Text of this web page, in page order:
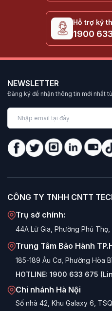
Hỗ trợ kỹ
1900
NEWSLETTER
Đăng ký để nhận thông tin mới nhất
CÔNG TY TNHH CNTT
Trụ sở chính:
44A Lữ Gia, Phường Phú Thọ,
Trung Tâm Bảo Hành
185-189 Âu Cơ, Phường Hòa
HOTLINE: 1900 633 675
Chi nhánh Hà Nội
Số nhà 42, Khu Galaxy 6,